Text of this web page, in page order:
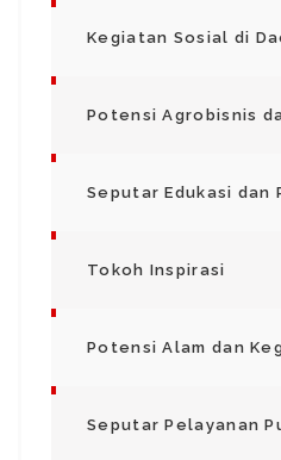
Kegiatan Sosial di
Tokoh Inspirasi
Seputar Pelayanan